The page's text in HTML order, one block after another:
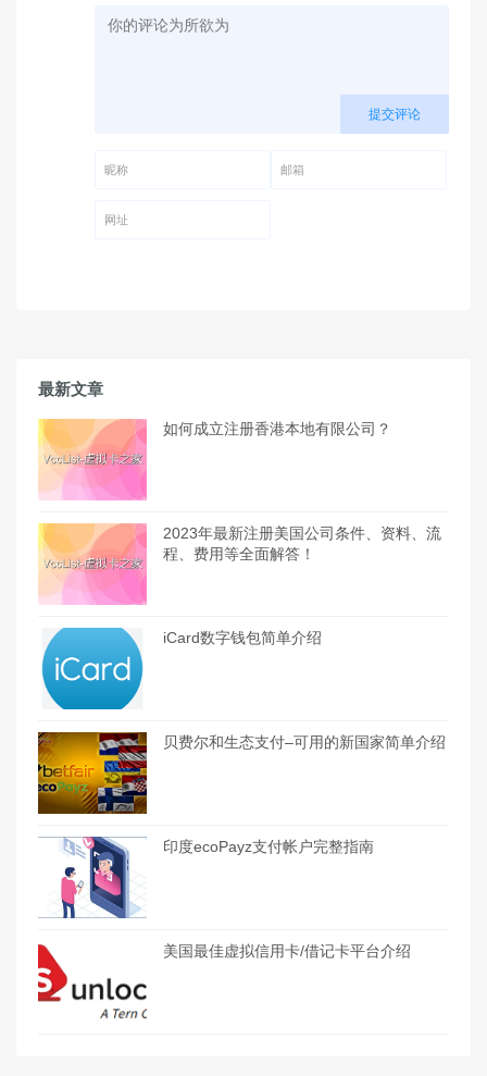
提交评论
最新文章
如何成立注册香港本地有限公司？
2023年最新注册美国公司条件、资料、流
程、费用等全面解答！
iCard数字钱包简单介绍
贝费尔和生态支付–可用的新国家简单介绍
印度ecoPayz支付帐户完整指南
美国最佳虚拟信用卡/借记卡平台介绍